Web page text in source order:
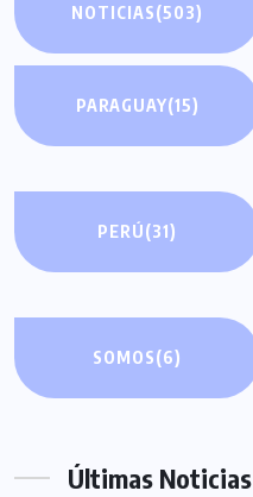
NOTICIAS(503)
PARAGUAY(15)
PERÚ(31)
SOMOS(6)
Últimas Noticias